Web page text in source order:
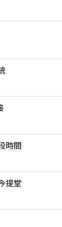
時間
提堂